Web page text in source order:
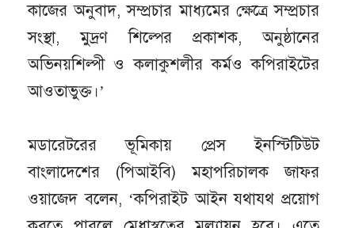
কাজের অনুবাদ, সম্প্রচার মাধ্যমের ক্ষেত্রে সম্প্রচার
সংস্থা, মুদ্রণ শিল্পের প্রকাশক, অনুষ্ঠানের
অভিনয়শিল্পী ও কলাকুশলীর কর্মও কপিরাইটের
আওতাভুক্ত।’
মডারেটরের ভূমিকায় প্রেস ইনস্টিটিউট
বাংলাদেশের (পিআইবি) মহাপরিচালক জাফর
ওয়াজেদ বলেন, ‘কপিরাইট আইন যথাযথ প্রয়োগ